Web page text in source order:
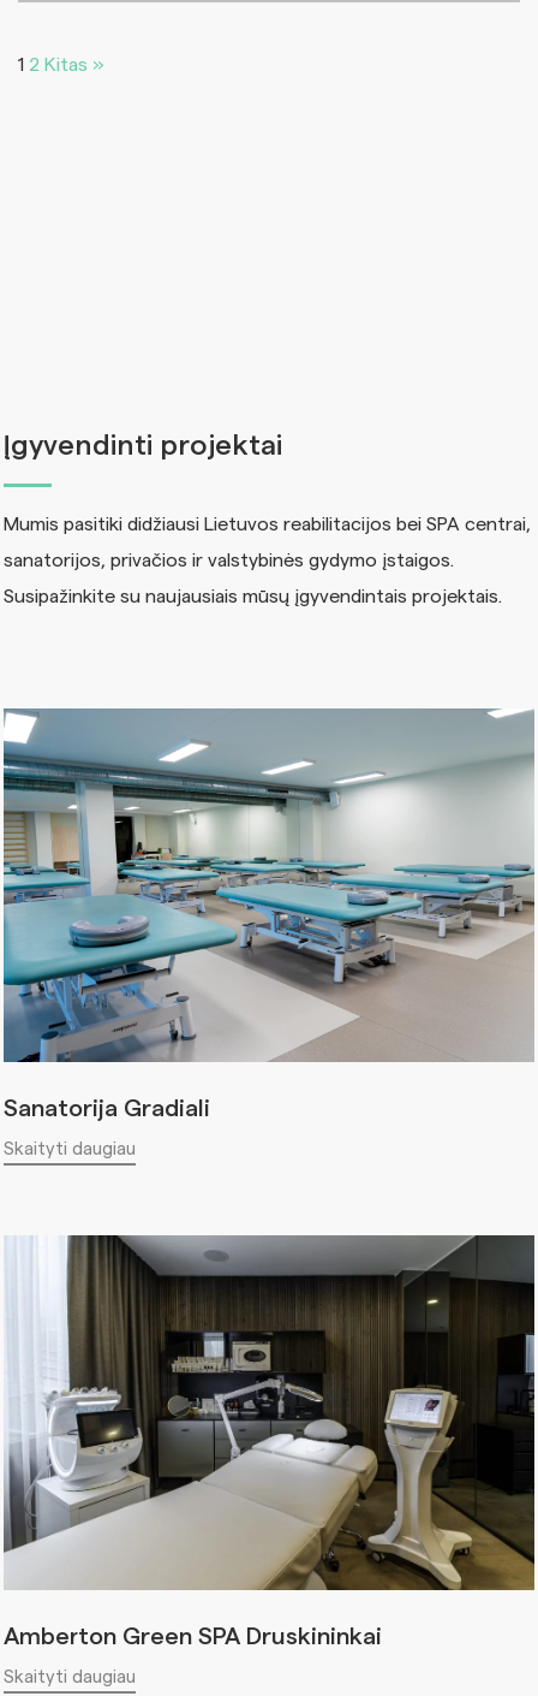
1 2 Kitas »
Įgyvendinti projektai
Mumis pasitiki didžiausi Lietuvos reabilitacijos bei SPA centrai,
sanatorijos, privačios ir valstybinės gydymo įstaigos.
Susipažinkite su naujausiais mūsų įgyvendintais projektais.
Sanatorija Gradiali
Skaityti daugiau
Amberton Green SPA Druskininkai
Skaityti daugiau